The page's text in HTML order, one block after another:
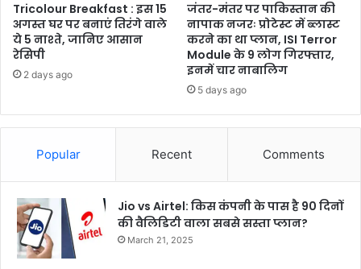
Tricolour Breakfast : इस 15
अगस्त घर पर बनाएं तिरंगे वाले
ये 5 नाश्ते, जानिए आसान
रेसिपी
2 days ago
जंतर-मंतर पर पाकिस्तान की
नापाक नजरः प्रोटेस्ट में ब्लास्ट
करने का था प्लान, ISI Terror
Module के 9 लोग गिरफ्तार,
इनमें चार नाबालिग
5 days ago
Popular Recent Comments
Jio vs Airtel: किस कंपनी के पास है 90 दिनों
की वैलिडिटी वाला सबसे सस्ता प्लान?
March 21, 2025